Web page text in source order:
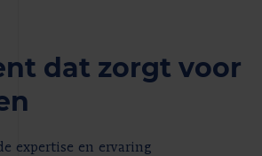
dat zorgt voor
expertise en ervaring